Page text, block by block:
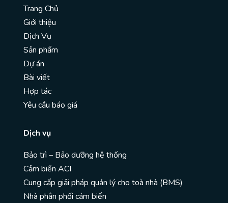
Trang Chủ
Giới thiệu
Dịch Vụ
Sản phẩm
Dự án
Bài viết
Hợp tác
Yêu cầu báo giá
Dịch vụ
Bảo trì – Bảo dưỡng hệ thống
Cảm biến ACI
Cung cấp giải pháp quản lý cho toà nhà (BMS)
Nhà phân phối cảm biến